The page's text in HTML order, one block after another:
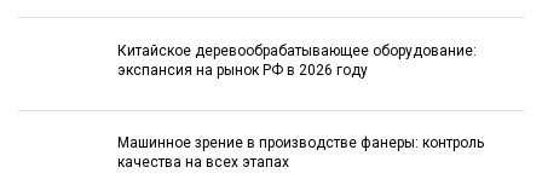
Китайское деревообрабатывающее оборудование:
экспансия на рынок РФ в 2026 году
Машинное зрение в производстве фанеры: контроль
качества на всех этапах